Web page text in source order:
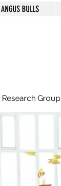
ANGUS BULLS
Research Group